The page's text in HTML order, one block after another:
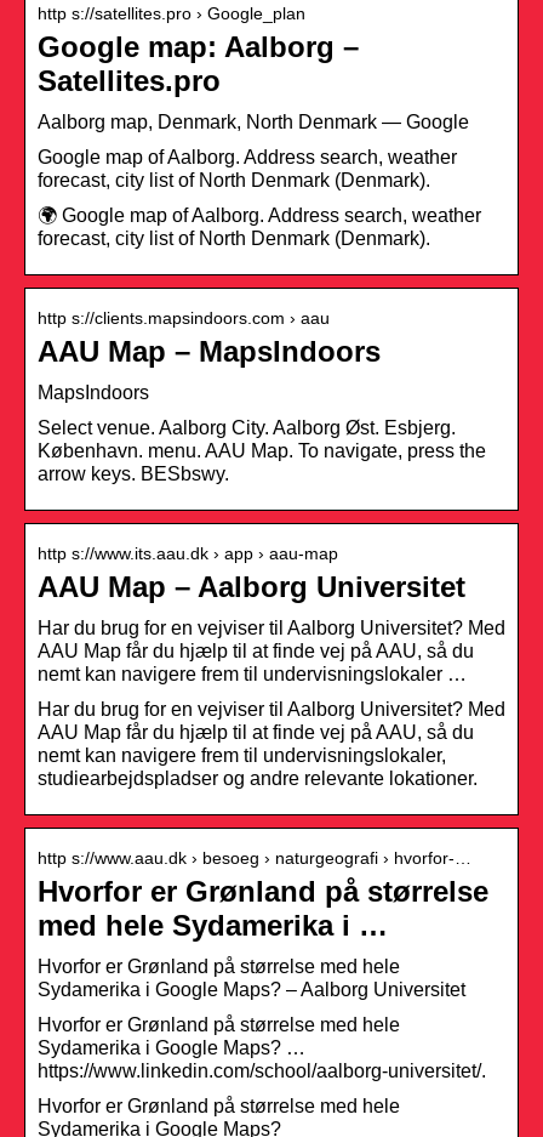
http s://satellites.pro › Google_plan
Google map: Aalborg –
Satellites.pro
Aalborg map, Denmark, North Denmark — Google
Google map of Aalborg. Address search, weather
forecast, city list of North Denmark (Denmark).
🌍 Google map of Aalborg. Address search, weather
forecast, city list of North Denmark (Denmark).
http s://clients.mapsindoors.com › aau
AAU Map – MapsIndoors
MapsIndoors
Select venue. Aalborg City. Aalborg Øst. Esbjerg.
København. menu. AAU Map. To navigate, press the
arrow keys. BESbswy.
http s://www.its.aau.dk › app › aau-map
AAU Map – Aalborg Universitet
Har du brug for en vejviser til Aalborg Universitet? Med
AAU Map får du hjælp til at finde vej på AAU, så du
nemt kan navigere frem til undervisningslokaler …
Har du brug for en vejviser til Aalborg Universitet? Med
AAU Map får du hjælp til at finde vej på AAU, så du
nemt kan navigere frem til undervisningslokaler,
studiearbejdspladser og andre relevante lokationer.
http s://www.aau.dk › besoeg › naturgeografi › hvorfor-…
Hvorfor er Grønland på størrelse
med hele Sydamerika i …
Hvorfor er Grønland på størrelse med hele
Sydamerika i Google Maps? – Aalborg Universitet
Hvorfor er Grønland på størrelse med hele
Sydamerika i Google Maps? …
https://www.linkedin.com/school/aalborg-universitet/.
Hvorfor er Grønland på størrelse med hele
Sydamerika i Google Maps?